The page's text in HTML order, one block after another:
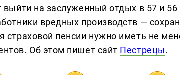
выйти на заслуженный отдых в 57 и
вредных производств —
страховой пенсии нужно иметь не
Об этом пишет сайт Пестрецы.